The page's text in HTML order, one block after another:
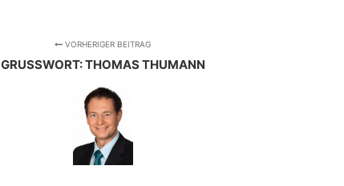
VORHERIGER BEITRAG
GRUSSWORT: THOMAS THUMANN